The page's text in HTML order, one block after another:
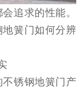
追求的性能。
地簧门如何分辨
锈钢地簧门产